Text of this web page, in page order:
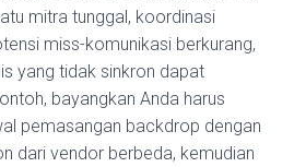
mitra tunggal, koordinasi
miss-komunikasi berkurang,
yang tidak sinkron dapat
bayangkan Anda harus
pemasangan backdrop dengan
dari vendor berbeda, kemudian